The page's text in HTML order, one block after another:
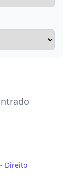
- Direito